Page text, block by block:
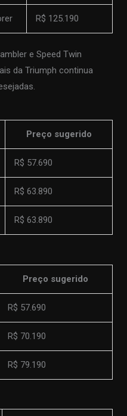
R$ 125.190
e Speed Twin
da Triumph continua
Preço sugerido
R$ 57.690
R$ 63.890
R$ 63.890
Preço sugerido
R$ 57.690
R$ 70.190
R$ 79.190